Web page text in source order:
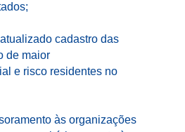
cadastro das
de maior
e risco residentes no
às organizações